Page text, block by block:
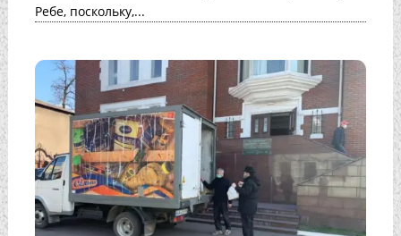
Ребе, поскольку,...